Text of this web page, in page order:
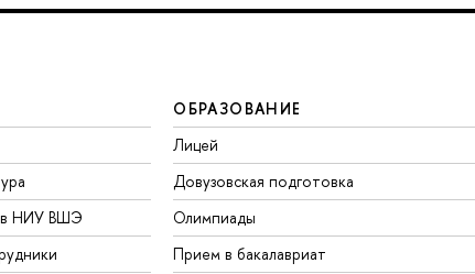
в НИУ ВШЭ
ОБРАЗОВАНИЕ
Лицей
Довузовская подготовка
Олимпиады
Прием в бакалавриат